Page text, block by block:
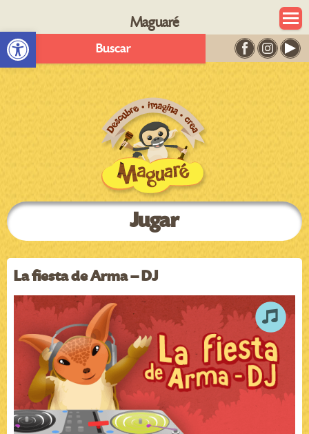
Abrir barra de herramientas
Maguaré
Buscar
Jugar
La fiesta de Arma – DJ